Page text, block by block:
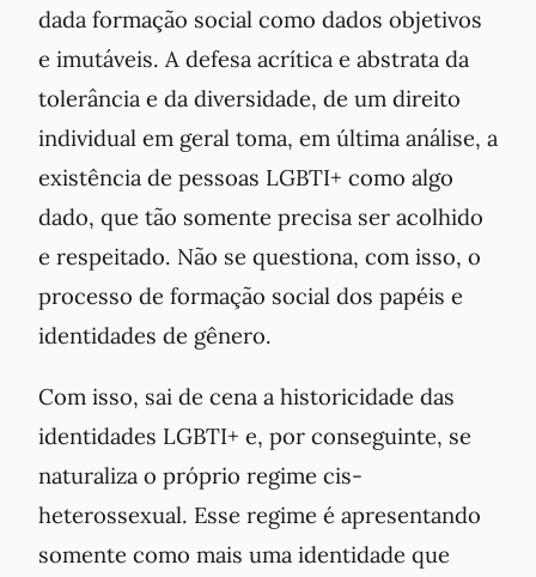
dada formação social como dados objetivos
e imutáveis. A defesa acrítica e abstrata da
tolerância e da diversidade, de um direito
individual em geral toma, em última análise, a
existência de pessoas LGBTI+ como algo
dado, que tão somente precisa ser acolhido
e respeitado. Não se questiona, com isso, o
processo de formação social dos papéis e
identidades de gênero.
Com isso, sai de cena a historicidade das
identidades LGBTI+ e, por conseguinte, se
naturaliza o próprio regime cis-
heterossexual. Esse regime é apresentando
somente como mais uma identidade que